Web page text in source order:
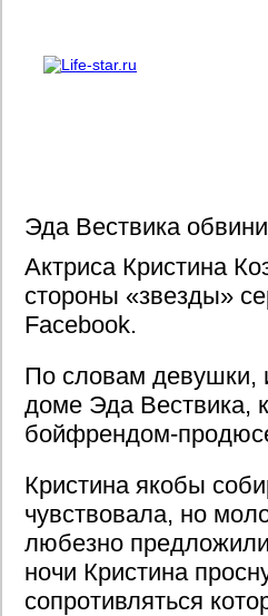
Эда Вествика
Актриса Кристина
стороны «звезды»
Facebook.
По словам девушки,
доме Эда Вествика,
бойфрендом-
Кристина якобы
чувствовала, но
любезно
ночи Кристина
сопротивляться